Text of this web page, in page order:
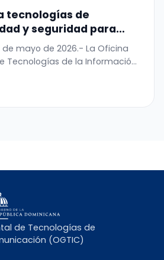
tecnologías de
y seguridad para
de Salida del
de mayo de 2026.- La Oficina
Tecnologías de la Información
de Tecnologías de
(OGTIC)